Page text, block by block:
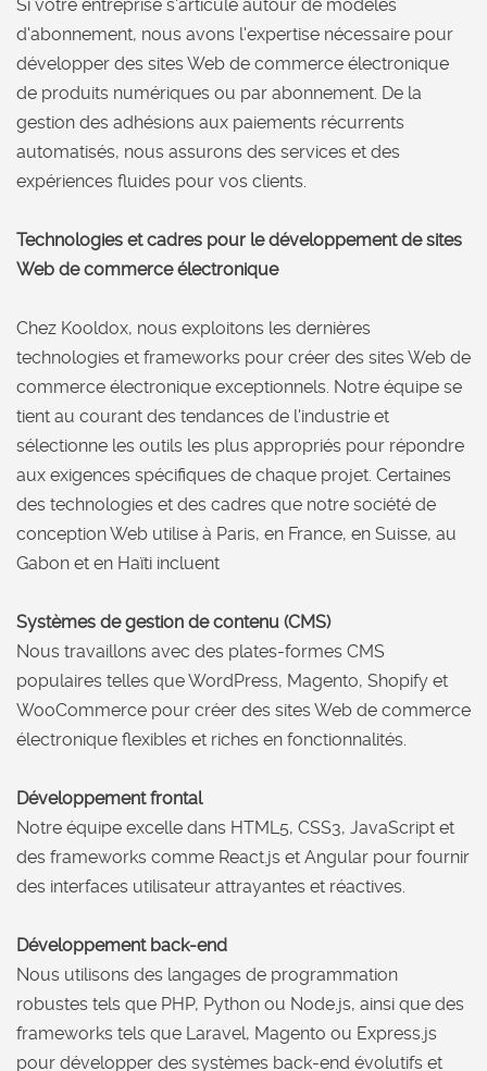
Si votre entreprise s'articule autour de modèles
d'abonnement, nous avons l'expertise nécessaire pour
développer des sites Web de commerce électronique
de produits numériques ou par abonnement. De la
gestion des adhésions aux paiements récurrents
automatisés, nous assurons des services et des
expériences fluides pour vos clients.
Technologies et cadres pour le développement de sites
Web de commerce électronique
Chez Kooldox, nous exploitons les dernières
technologies et frameworks pour créer des sites Web de
commerce électronique exceptionnels. Notre équipe se
tient au courant des tendances de l'industrie et
sélectionne les outils les plus appropriés pour répondre
aux exigences spécifiques de chaque projet. Certaines
des technologies et des cadres que notre société de
conception Web utilise à Paris, en France, en Suisse, au
Gabon et en Haïti incluent
Systèmes de gestion de contenu (CMS)
Nous travaillons avec des plates-formes CMS
populaires telles que WordPress, Magento, Shopify et
WooCommerce pour créer des sites Web de commerce
électronique flexibles et riches en fonctionnalités.
Développement frontal
Notre équipe excelle dans HTML5, CSS3, JavaScript et
des frameworks comme React.js et Angular pour fournir
des interfaces utilisateur attrayantes et réactives.
Développement back-end
Nous utilisons des langages de programmation
robustes tels que PHP, Python ou Node.js, ainsi que des
frameworks tels que Laravel, Magento ou Express.js
pour développer des systèmes back-end évolutifs et